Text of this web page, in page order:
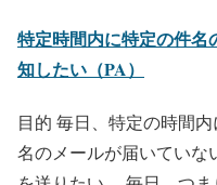
特定時間内に特定の件名
知したい（PA）
目的 毎日、特定の時間
名のメールが届いていな